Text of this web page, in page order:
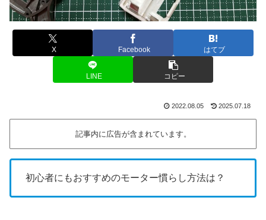
X Facebook はてブ
LINE コピー
2022.08.05 2025.07.18
記事内に広告が含まれています。
初心者にもおすすめのモーター慣らし方法は？